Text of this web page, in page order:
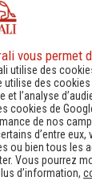
des
vous permet
utilise des
utilise des cookies
et l’analyse
cookies de
de nos
d’entre
ou bien tous les
Vous pourrez
d’information,